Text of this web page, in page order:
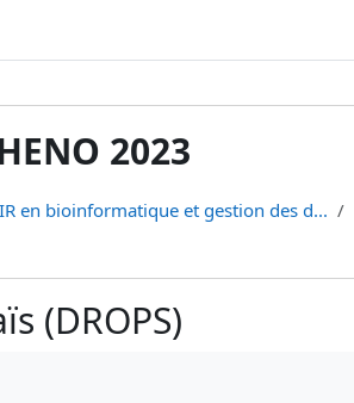
2023
en bioinformatique et gestion des d...
(DROPS)